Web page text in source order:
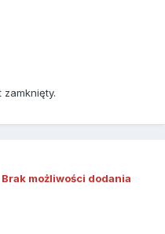
możliwości dodania